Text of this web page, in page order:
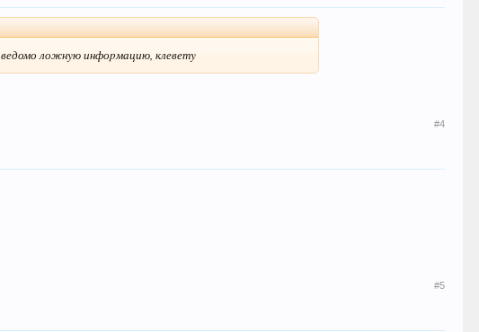
ложнyю инфоpмацию, клеветy
#4
#5